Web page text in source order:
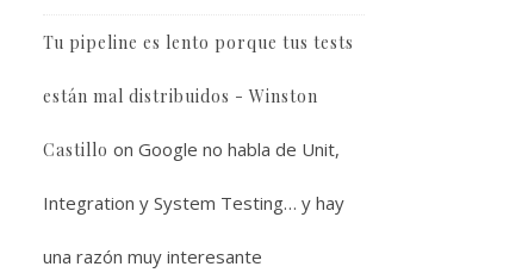
Tu pipeline es lento porque tus tests
están mal distribuidos - Winston
Castillo on Google no habla de Unit,
Integration y System Testing… y hay
una razón muy interesante